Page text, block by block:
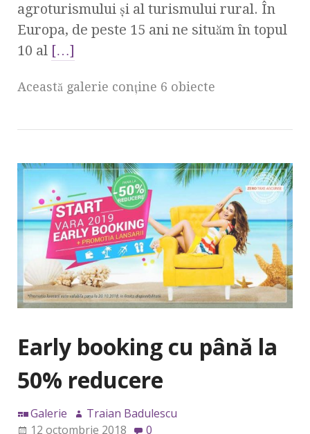
agroturismului și al turismului rural. În
Europa, de peste 15 ani ne situăm în topul
10 al […]
Această galerie conţine 6 obiecte
Early booking cu până la
50% reducere
Galerie
Traian Badulescu
12 octombrie 2018
0